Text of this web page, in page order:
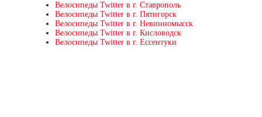
Велосипеды Twitter в г. Ставрополь
Велосипеды Twitter в г. Пятигорск
Велосипеды Twitter в г. Невинномысск
Велосипеды Twitter в г. Кисловодск
Велосипеды Twitter в г. Ессентуки